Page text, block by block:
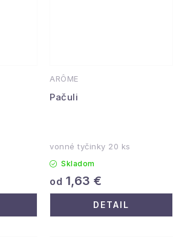
ARÔME
Pačuli
vonné tyčinky 20 ks
Skladom
od 1,63 €
DETAIL